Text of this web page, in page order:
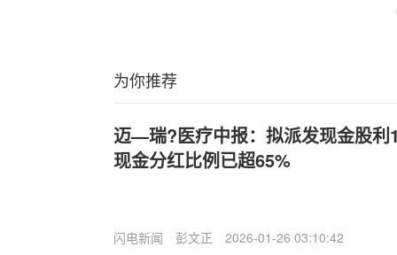
为你推荐
迈—瑞?医疗中报：拟派发现金股利
现金分红比例已超65%
闪电新闻 彭文正 2026-01-26 03:10:42